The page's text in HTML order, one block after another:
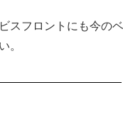
スフロントにも今
。